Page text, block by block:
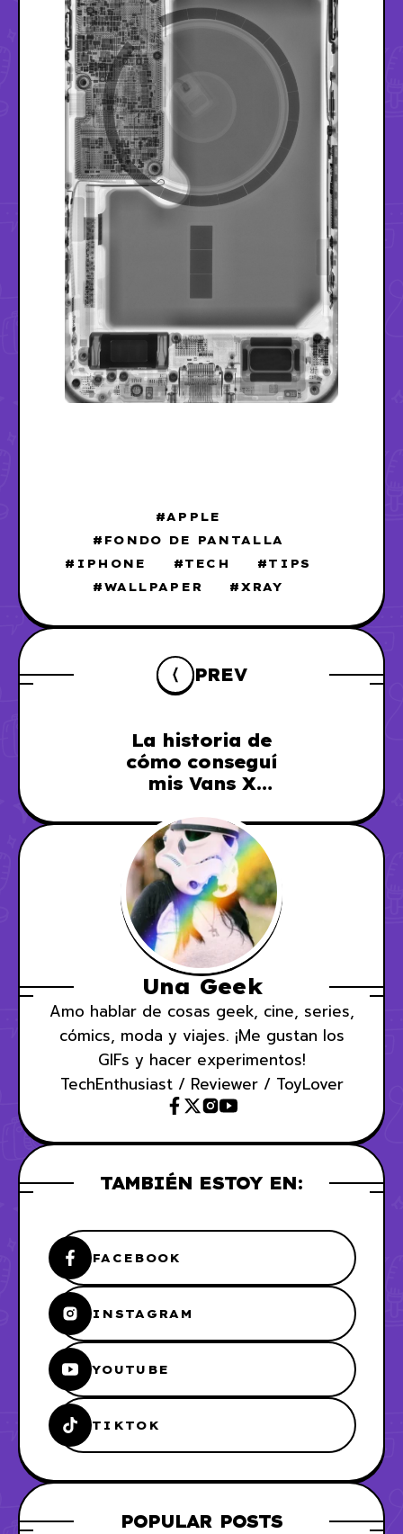
APPLE
FONDO DE PANTALLA
IPHONE
TECH
TIPS
WALLPAPER
XRAY
PREV
La historia de
cómo conseguí
mis Vans X
Una Geek
Amo hablar de cosas geek, cine, series,
cómics, moda y viajes. ¡Me gustan los
GIFs y hacer experimentos!
TechEnthusiast / Reviewer / ToyLover
TAMBIÉN ESTOY EN:
FACEBOOK
INSTAGRAM
YOUTUBE
TIKTOK
POPULAR POSTS